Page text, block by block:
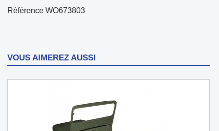
Référence WO673803
VOUS AIMEREZ AUSSI